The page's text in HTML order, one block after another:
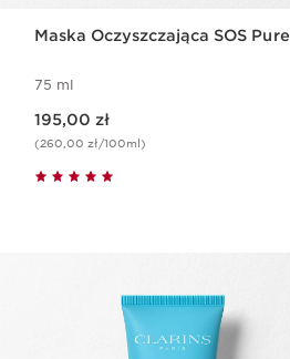
Maska Oczyszczająca SOS Pure
75 ml
195,00 zł
(260,00 zł/100ml)